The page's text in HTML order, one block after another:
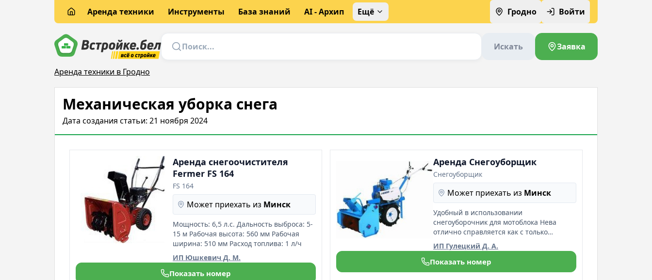
Аренда техники Инструменты База знаний AI - Архип Ещё Гродно Войти
Искать Заявка
Аренда техники в Гродно
Механическая уборка снега
Дата создания статьи: 21 ноября 2024
Аренда снегоочистителя
Fermer FS 164
FS 164
Может приехать из Минск
Мощность: 6,5 л.с. Дальность выброса: 5-
15 м Рабочая высота: 560 мм Рабочая
ширина: 510 мм Расход топлива: 1 л/ч
ИП Юшкевич Д. М.
Показать номер
Аренда Снегоуборщик
Снегоуборщик
Может приехать из Минск
Удобный в использовании
снегоуборочник для мотоблока Нева
отлично справляется как с только
выпавшим рыхлым снегом, так и с
очисткой территорий, где снег уже
утоптан. Выброс собранного снега
производится на расстояние около 5
ИП Гулецкий Д. А.
Показать номер